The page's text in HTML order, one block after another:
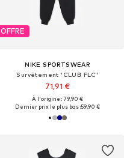
OFFRE
NIKE SPORTSWEAR
Survêtement 'CLUB FLC'
71,91 €
À l'origine : 79,90 €
Dernier prix le plus bas :59,90 €